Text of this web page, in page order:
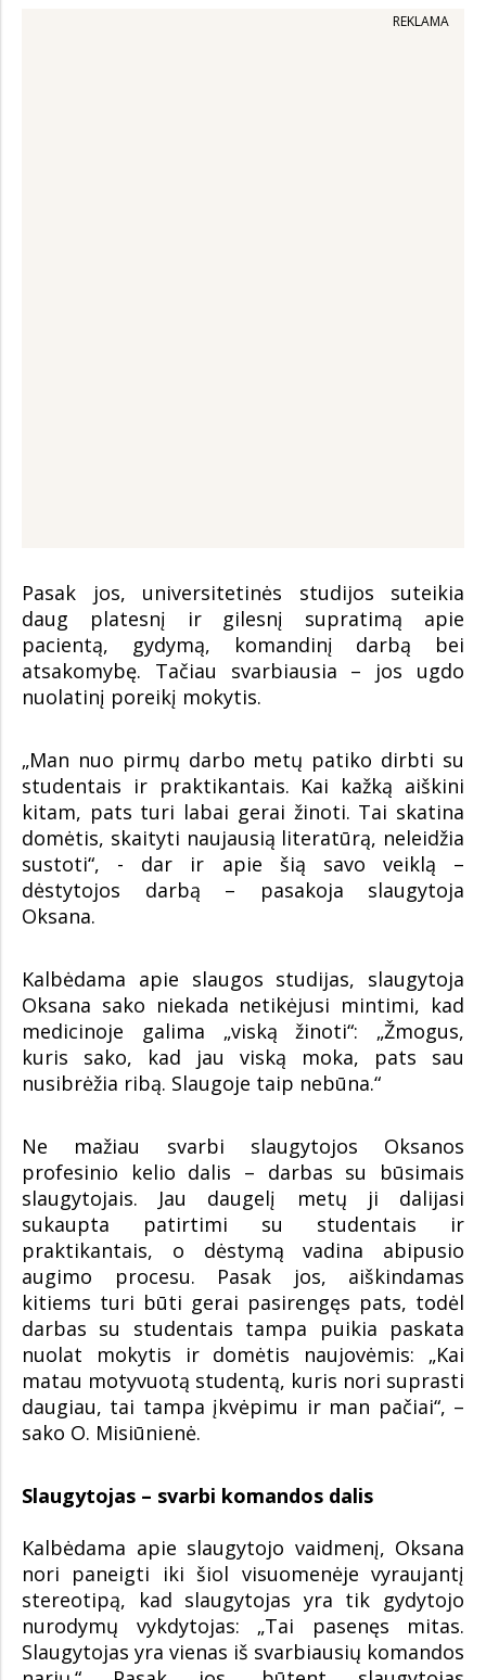
REKLAMA
Pasak jos, universitetinės studijos suteikia
daug platesnį ir gilesnį supratimą apie
pacientą, gydymą, komandinį darbą bei
atsakomybę. Tačiau svarbiausia – jos ugdo
nuolatinį poreikį mokytis.
„Man nuo pirmų darbo metų patiko dirbti su
studentais ir praktikantais. Kai kažką aiškini
kitam, pats turi labai gerai žinoti. Tai skatina
domėtis, skaityti naujausią literatūrą, neleidžia
sustoti“, - dar ir apie šią savo veiklą –
dėstytojos darbą – pasakoja slaugytoja
Oksana.
Kalbėdama apie slaugos studijas, slaugytoja
Oksana sako niekada netikėjusi mintimi, kad
medicinoje galima „viską žinoti“: „Žmogus,
kuris sako, kad jau viską moka, pats sau
nusibrėžia ribą. Slaugoje taip nebūna.“
Ne mažiau svarbi slaugytojos Oksanos
profesinio kelio dalis – darbas su būsimais
slaugytojais. Jau daugelį metų ji dalijasi
sukaupta patirtimi su studentais ir
praktikantais, o dėstymą vadina abipusio
augimo procesu. Pasak jos, aiškindamas
kitiems turi būti gerai pasirengęs pats, todėl
darbas su studentais tampa puikia paskata
nuolat mokytis ir domėtis naujovėmis: „Kai
matau motyvuotą studentą, kuris nori suprasti
daugiau, tai tampa įkvėpimu ir man pačiai“, –
sako O. Misiūnienė.
Slaugytojas – svarbi komandos dalis
Kalbėdama apie slaugytojo vaidmenį, Oksana
nori paneigti iki šiol visuomenėje vyraujantį
stereotipą, kad slaugytojas yra tik gydytojo
nurodymų vykdytojas: „Tai pasenęs mitas.
Slaugytojas yra vienas iš svarbiausių komandos